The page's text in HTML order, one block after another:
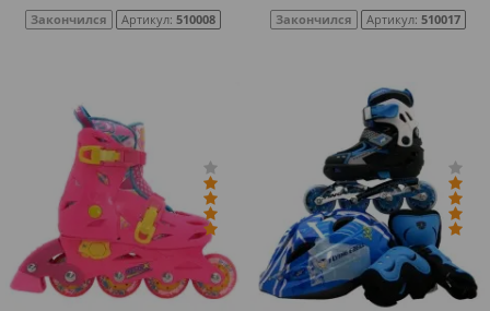
Закончился Артикул: 510008 Закончился Артикул: 510017